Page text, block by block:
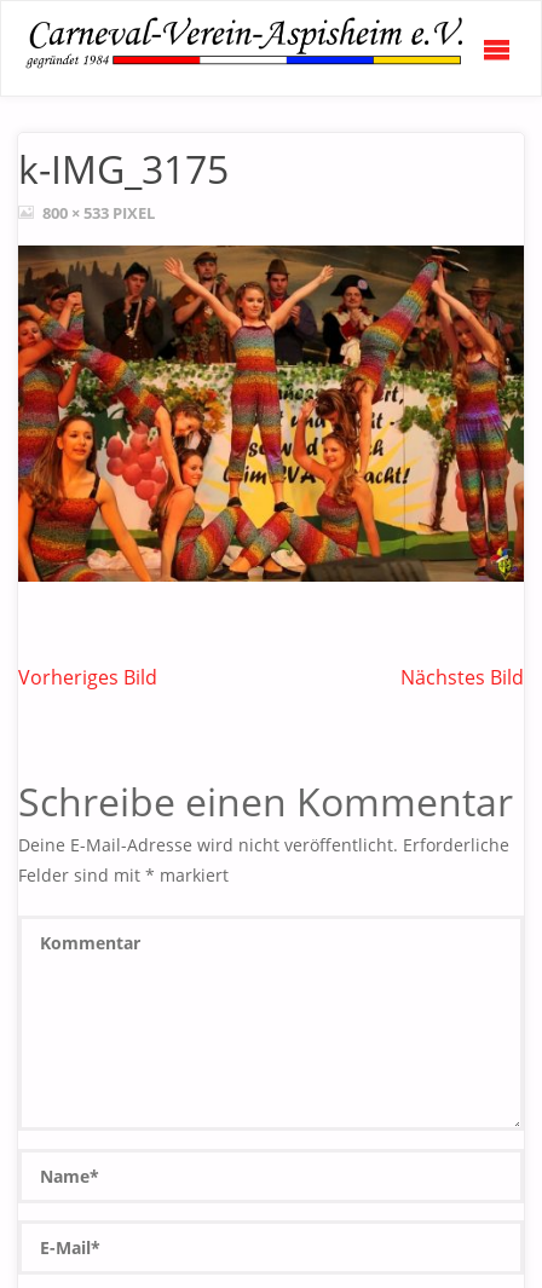
k-IMG_3175
ORIGINALGRÖSSE
800 × 533 PIXEL
Vorheriges Bild Nächstes Bild
Schreibe einen Kommentar
Deine E-Mail-Adresse wird nicht veröffentlicht. Erforderliche
Felder sind mit* markiert